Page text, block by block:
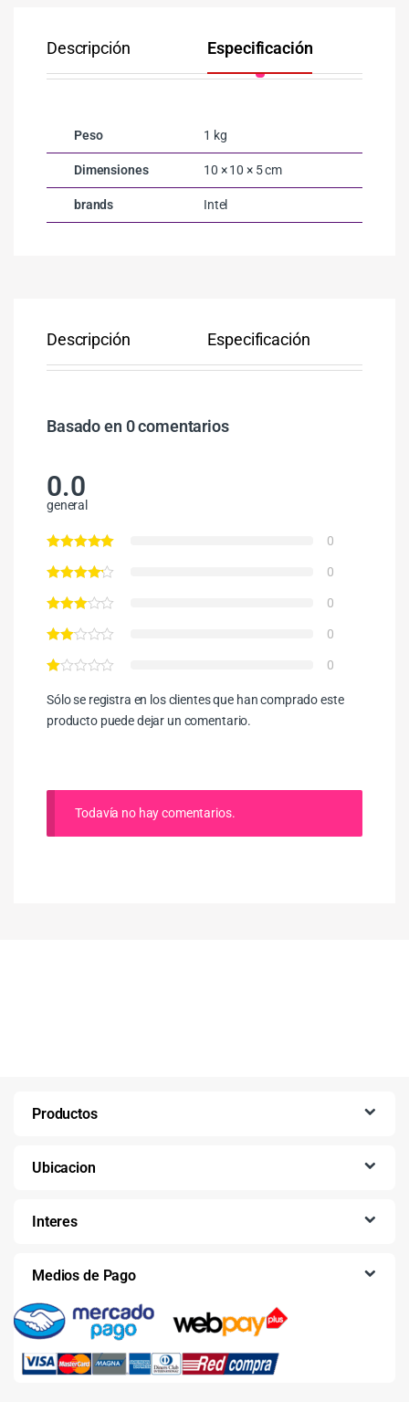
Descripción Especificación
Peso 1 kg
Dimensiones 10 × 10 × 5 cm
brands Intel
Descripción Especificación
Basado en 0 comentarios
0.0
general
0
0
0
0
0
Sólo se registra en los clientes que han comprado este
producto puede dejar un comentario.
Todavía no hay comentarios.
Productos
Ubicacion
Interes
Medios de Pago